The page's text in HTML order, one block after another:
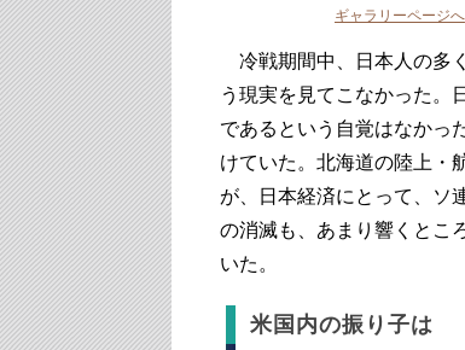
ギャラリーページへ
冷戦期間中、日本人の多
う現実を見てこなかった。
であるという自覚はなかっ
けていた。北海道の陸上・
が、日本経済にとって、ソ
の消滅も、あまり響くとこ
いた。
米国内の振り子は